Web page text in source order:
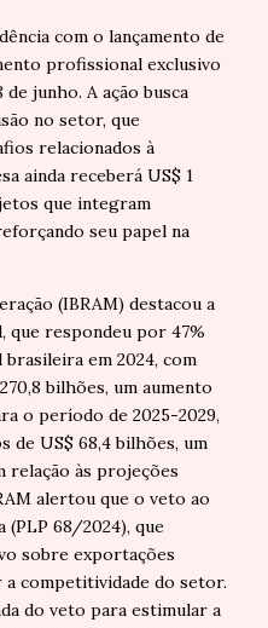
com o lançamento de
profissional exclusivo
junho. A ação busca
no setor, que
relacionados à
ainda receberá US$ 1
que integram
seu papel na
(IBRAM) destacou a
respondeu por 47%
brasileira em 2024, com
bilhões, um aumento
o período de 2025-2029,
de US$ 68,4 bilhões, um
relação às projeções
alertou que o veto ao
68/2024), que
sobre exportações
competitividade do setor.
do veto para estimular a